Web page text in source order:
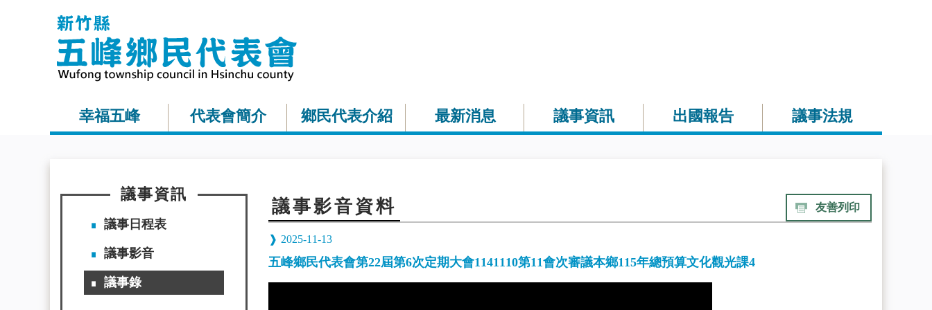
幸福五峰 代表會簡介 鄉民代表介紹 最新消息 議事資訊 出國報告 議事法規
議事資訊
議事日程表
議事影音
議事錄
議事影音資料 友善列印
2025-11-13
五峰鄉民代表會第22屆第6次定期大會1141110第11會次審議本鄉115年總預算文化觀光課4